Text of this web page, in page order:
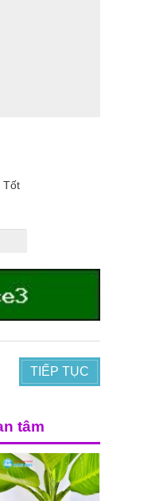
Tốt
TIẾP TỤC
tâm